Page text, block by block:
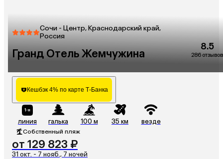
Сочи - Центр, Краснодарский край,
Россия
Гранд Отель Жемчужина
8.5
286 отзывов
Кешбэк 4% по карте Т-Банка
линия галька 100 м 35 км везде
Собственный пляж
от 129 823 ₽
31 окт. - 7 нояб., 7 ночей